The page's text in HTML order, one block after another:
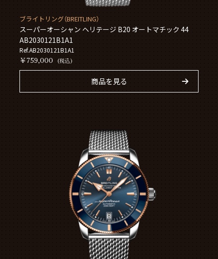
ブライトリング（BREITLING）
スーパーオーシャン ヘリテージ B20 オートマチック 44
AB2030121B1A1
Ref.AB2030121B1A1
￥759,000 (税込)
商品を見る